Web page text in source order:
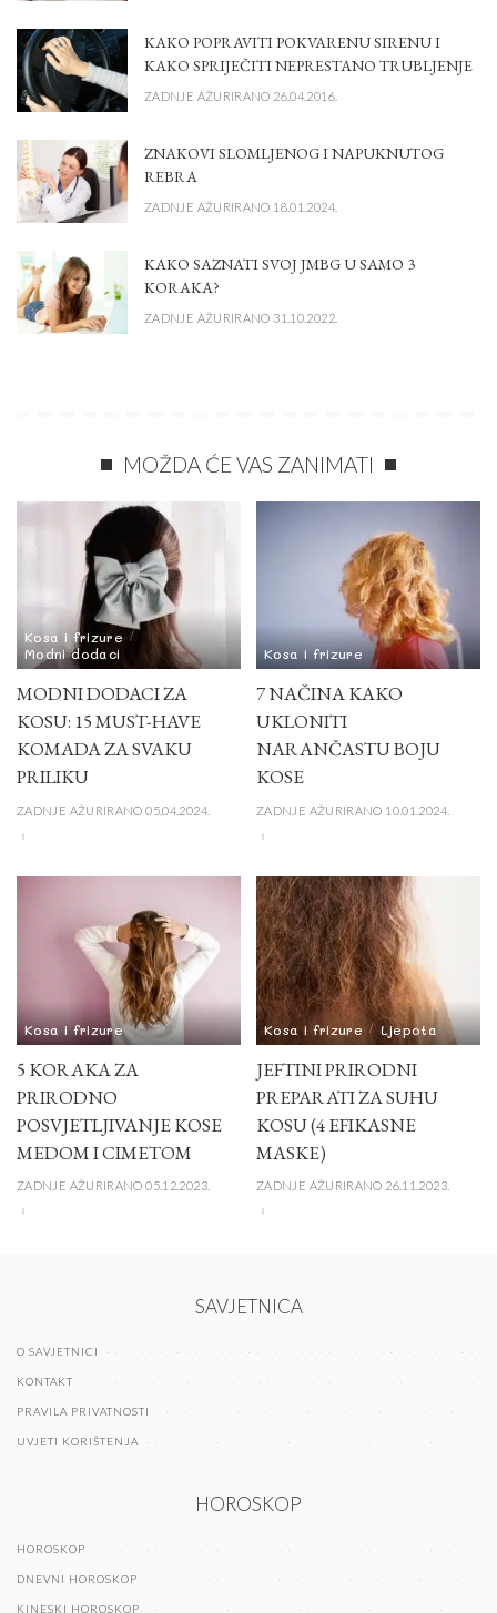
KAKO POPRAVITI POKVARENU SIRENU I
KAKO SPRIJEČITI NEPRESTANO TRUBLJENJE
ZADNJE AŽURIRANO 26.04.2016.
ZNAKOVI SLOMLJENOG I NAPUKNUTOG
REBRA
ZADNJE AŽURIRANO 18.01.2024.
KAKO SAZNATI SVOJ JMBG U SAMO 3
KORAKA?
ZADNJE AŽURIRANO 31.10.2022.
MOŽDA ĆE VAS ZANIMATI
Kosa i frizure
Modni dodaci
MODNI DODACI ZA
KOSU: 15 MUST-HAVE
KOMADA ZA SVAKU
PRILIKU
ZADNJE AŽURIRANO 05.04.2024.
Kosa i frizure
7 NAČINA KAKO
UKLONITI
NARANČASTU BOJU
KOSE
ZADNJE AŽURIRANO 10.01.2024.
Kosa i frizure
5 KORAKA ZA
PRIRODNO
POSVJETLJIVANJE KOSE
MEDOM I CIMETOM
ZADNJE AŽURIRANO 05.12.2023.
Kosa i frizure Ljepota
JEFTINI PRIRODNI
PREPARATI ZA SUHU
KOSU (4 EFIKASNE
MASKE)
ZADNJE AŽURIRANO 26.11.2023.
SAVJETNICA
O SAVJETNICI
KONTAKT
PRAVILA PRIVATNOSTI
UVJETI KORIŠTENJA
HOROSKOP
HOROSKOP
DNEVNI HOROSKOP
KINESKI HOROSKOP